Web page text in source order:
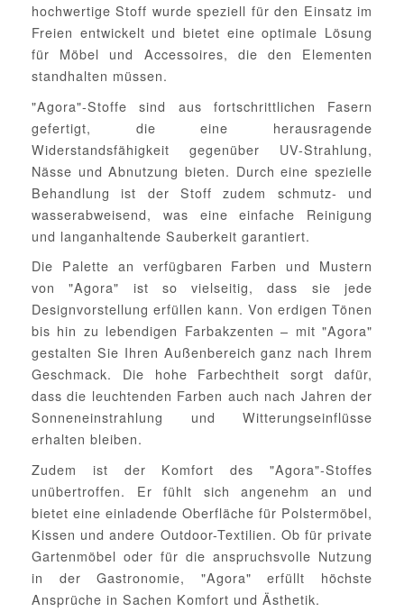
hochwertige Stoff wurde speziell für den Einsatz im
Freien entwickelt und bietet eine optimale Lösung
für Möbel und Accessoires, die den Elementen
standhalten müssen.
"Agora"-Stoffe sind aus fortschrittlichen Fasern
gefertigt, die eine herausragende
Widerstandsfähigkeit gegenüber UV-Strahlung,
Nässe und Abnutzung bieten. Durch eine spezielle
Behandlung ist der Stoff zudem schmutz- und
wasserabweisend, was eine einfache Reinigung
und langanhaltende Sauberkeit garantiert.
Die Palette an verfügbaren Farben und Mustern
von "Agora" ist so vielseitig, dass sie jede
Designvorstellung erfüllen kann. Von erdigen Tönen
bis hin zu lebendigen Farbakzenten – mit "Agora"
gestalten Sie Ihren Außenbereich ganz nach Ihrem
Geschmack. Die hohe Farbechtheit sorgt dafür,
dass die leuchtenden Farben auch nach Jahren der
Sonneneinstrahlung und Witterungseinflüsse
erhalten bleiben.
Zudem ist der Komfort des "Agora"-Stoffes
unübertroffen. Er fühlt sich angenehm an und
bietet eine einladende Oberfläche für Polstermöbel,
Kissen und andere Outdoor-Textilien. Ob für private
Gartenmöbel oder für die anspruchsvolle Nutzung
in der Gastronomie, "Agora" erfüllt höchste
Ansprüche in Sachen Komfort und Ästhetik.